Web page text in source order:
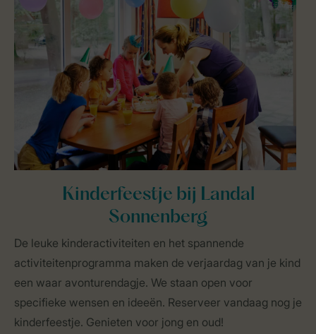
Kinderfeestje bij Landal
Sonnenberg
De leuke kinderactiviteiten en het spannende
activiteitenprogramma maken de verjaardag van je kind
een waar avonturendagje. We staan open voor
specifieke wensen en ideeën. Reserveer vandaag nog je
kinderfeestje. Genieten voor jong en oud!